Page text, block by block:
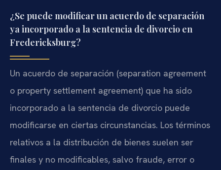
¿Se puede modificar un acuerdo de separación
ya incorporado a la sentencia de divorcio en
Fredericksburg?
Un acuerdo de separación (separation agreement
o property settlement agreement) que ha sido
incorporado a la sentencia de divorcio puede
modificarse en ciertas circunstancias. Los términos
relativos a la distribución de bienes suelen ser
finales y no modificables, salvo fraude, error o